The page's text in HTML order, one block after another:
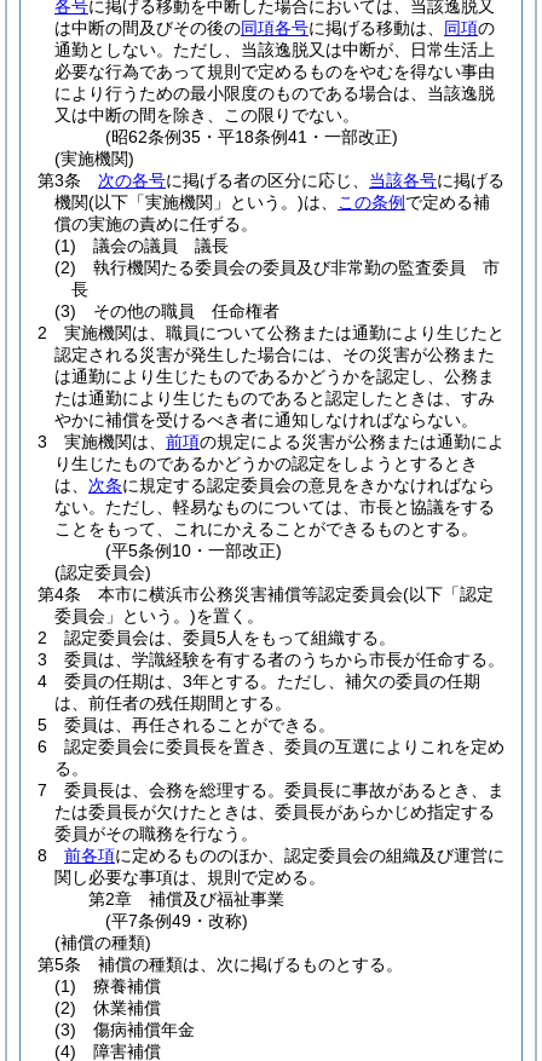
各号に掲げる移動を中断した場合においては、当該逸脱又
は中断の間及びその後の同項各号に掲げる移動は、 同項の
通勤としない。 ただし、当該逸脱又は中断が、日常生活上
必要な行為であって規則で定めるものをやむを得ない事由
により行うための最小限度のものである場合は、当該逸脱
又は中断の間を除き、この限りでない。
(昭62条例35・平18条例41・一部改正)
(実施機関)
第3条
次の各号に掲げる者の区分に応じ、 当該各号に掲げる
機関(以下「実施機関」という。)は、 この条例 で定める補
償の実施の責めに任ずる。
(1)
議会の議員 議長
(2)
執行機関たる委員会の委員及び非常勤の監査委員 市
長
(3)
その他の職員 任命権者
2
実施機関は、職員について公務または通勤により生じたと
認定される災害が発生した場合には、その災害が公務また
は通勤により生じたものであるかどうかを認定し、公務ま
たは通勤により生じたものであると認定したときは、すみ
やかに補償を受けるべき者に通知しなければならない。
3
実施機関は、 前項の規定による災害が公務または通勤によ
り生じたものであるかどうかの認定をしようとするとき
は、 次条に規定する認定委員会の意見をきかなければなら
ない。 ただし、軽易なものについては、市長と協議をする
ことをもって、これにかえることができるものとする。
(平5条例10・一部改正)
(認定委員会)
第4条
本市に横浜市公務災害補償等認定委員会(以下「認定
委員会」という。)を置く。
2
認定委員会は、委員5人をもって組織する。
3
委員は、学識経験を有する者のうちから市長が任命する。
4
委員の任期は、3年とする。 ただし、補欠の委員の任期
は、前任者の残任期間とする。
5
委員は、再任されることができる。
6
認定委員会に委員長を置き、委員の互選によりこれを定め
る。
7
委員長は、会務を総理する。 委員長に事故があるとき、ま
たは委員長が欠けたときは、委員長があらかじめ指定する
委員がその職務を行なう。
8
前各項に定めるもののほか、認定委員会の組織及び運営に
関し必要な事項は、規則で定める。
第2章
補償及び福祉事業
(平7条例49・改称)
(補償の種類)
第5条
補償の種類は、次に掲げるものとする。
(1)
療養補償
(2)
休業補償
(3)
傷病補償年金
(4)
障害補償